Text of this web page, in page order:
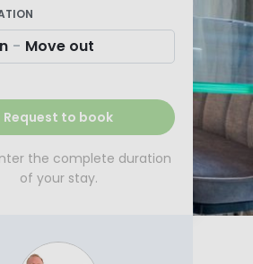
- Move out
Request to book
the complete duration
of your stay.